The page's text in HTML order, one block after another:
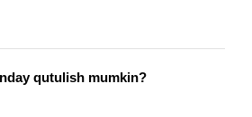
qutulish mumkin?